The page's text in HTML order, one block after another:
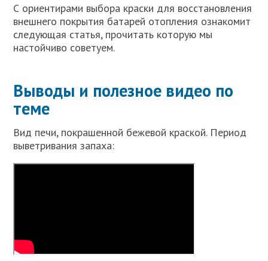
С ориентирами выбора краски для восстановления
внешнего покрытия батарей отопления ознакомит
следующая статья, прочитать которую мы
настойчиво советуем.
Выводы и полезное видео по
теме
Вид печи, покрашенной бежевой краской. Период
выветривания запаха: